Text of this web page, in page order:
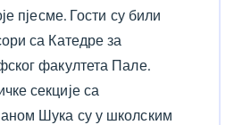
пјесме. Гости су били
са Катедре за
факултета Пале.
секције са
Шука су у школским